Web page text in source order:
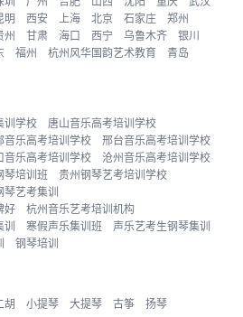
明 西安 上海 北京 石家庄
郑州
州 甘肃 海口 西宁 乌鲁木齐
银川
福州 杭州风华国韵艺术教育
青岛
训学校
唐山音乐高考培训学校
音乐高考培训学校
邢台音乐高考培训学校
音乐高考培训学校
沧州音乐高考培训学校
琴培训班
贵州钢琴艺考培训学校
琴艺考集训
好
杭州音乐艺考培训机构
训 寒假声乐集训班
声乐艺考生钢琴集训
钢琴培训
胡 小提琴 大提琴 古筝 扬琴